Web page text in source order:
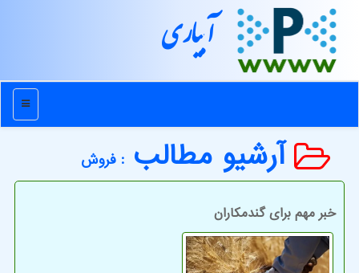
آبیاری
منو
آرشیو مطالب : فروش
خبر مهم برای گندمکاران